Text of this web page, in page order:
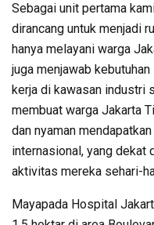
Sebagai unit pertama
dirancang untuk menjadi
hanya melayani warga
juga menjawab
kerja di kawasan industri
membuat warga Jakarta
dan nyaman
internasional, yang dekat
aktivitas mereka sehari-
Mayapada Hospital